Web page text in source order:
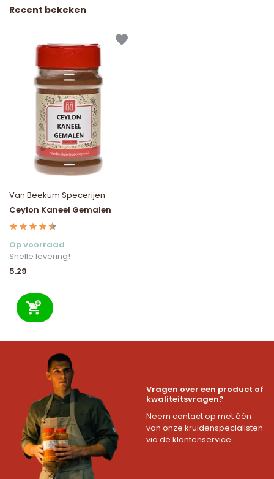
Recent bekeken
Van Beekum Specerijen
Ceylon Kaneel Gemalen
Op voorraad
Snelle levering!
5.29
Vragen over een product of
kwaliteitsvragen?
Neem contact op met één
van onze kruidenspecialisten
via de klantenservice.